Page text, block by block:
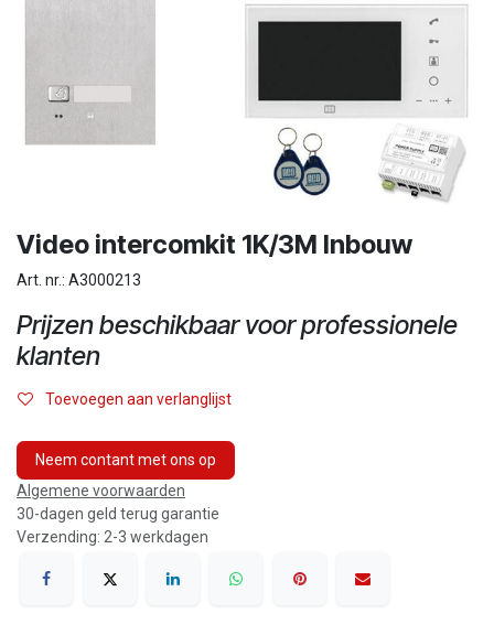
Video intercomkit 1K/3M Inbouw
Art. nr.: A3000213
Prijzen beschikbaar voor professionele
klanten
Toevoegen aan verlanglijst
Neem contant met ons op
Algemene voorwaarden
30-dagen geld terug garantie
Verzending: 2-3 werkdagen